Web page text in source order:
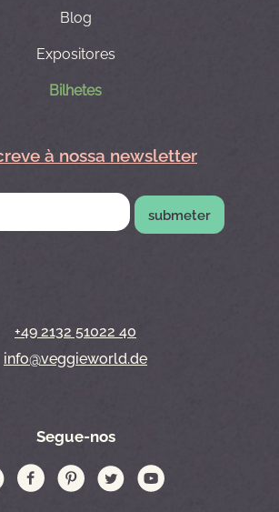
Blog
Expositores
Bilhetes
à nossa newsletter
submeter
+49 2132 51022 40
info@veggieworld.de
Segue-nos